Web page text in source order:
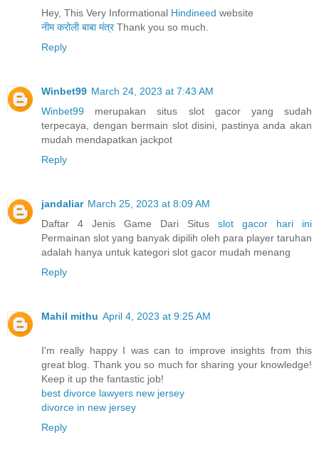
Hey, This Very Informational Hindineed website
नीम करोली बाबा मंत्रThank you so much.
Reply
Winbet99 March 24, 2023 at 7:43 AM
Winbet99 merupakan situs slot gacor yang sudah
terpecaya, dengan bermain slot disini, pastinya anda akan
mudah mendapatkan jackpot
Reply
jandaliar March 25, 2023 at 8:09 AM
Daftar 4 Jenis Game Dari Situs slot gacor hari ini
Permainan slot yang banyak dipilih oleh para player taruhan
adalah hanya untuk kategori slot gacor mudah menang
Reply
Mahil mithu April 4, 2023 at 9:25 AM
I'm really happy I was can to improve insights from this
great blog. Thank you so much for sharing your knowledge!
Keep it up the fantastic job!
best divorce lawyers new jersey
divorce in new jersey
Reply